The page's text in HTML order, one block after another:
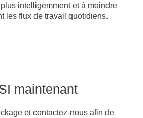
intelligemment et à moindre
les flux de travail quotidiens.
maintenant
et contactez-nous afin de